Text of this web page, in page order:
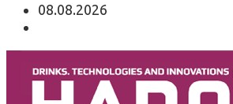
08.08.2026